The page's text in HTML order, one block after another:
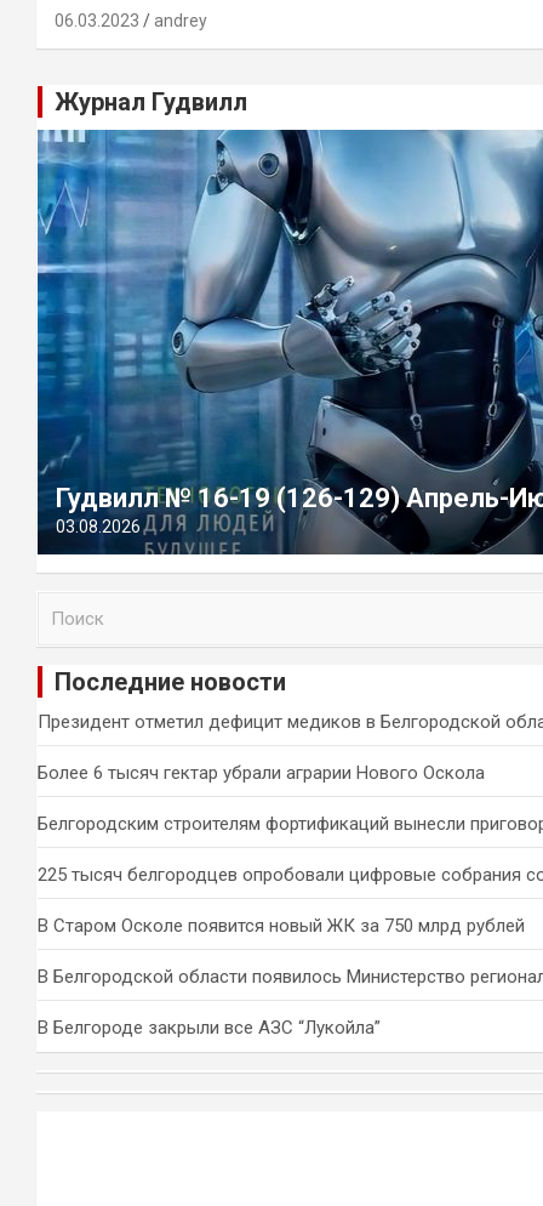
06.03.2023 andrey
Журнал Гудвилл
Гудвилл № 16-19 (126-129) Апрель-
03.08.2026
и
Последние новости
Президент отметил дефицит медиков в Белгородской
Более 6 тысяч гектар убрали аграрии Нового Оскола
Белгородским строителям фортификаций вынесли
225 тысяч белгородцев опробовали цифровые собрания
В Старом Осколе появится новый ЖК за 750 млрд рублей
В Белгородской области появилось Министерство
В Белгороде закрыли все АЗС “Лукойла”